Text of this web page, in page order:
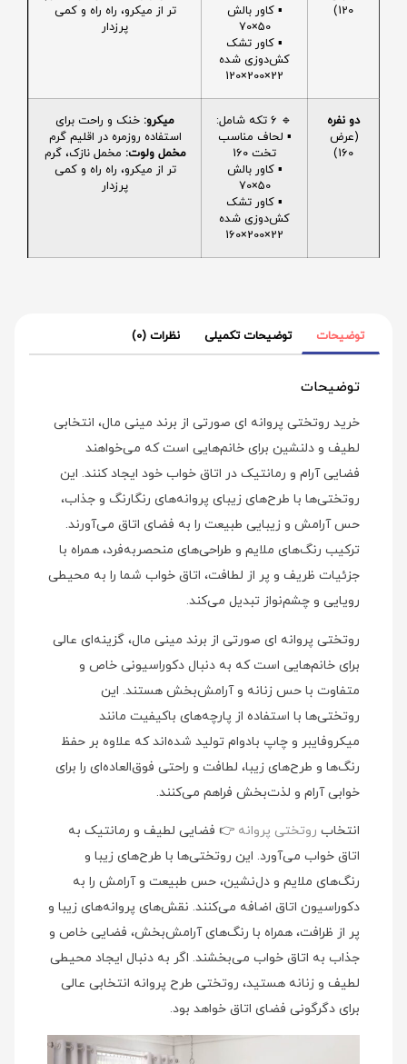
120)
▪️ کاور بالش
50×70
▪️ کاور تشک
کش‌دوزی شده
22×200×120
تر از میکرو، راه راه و کمی
پرزدار
دو نفره
(عرض
160)
🔹 6 تکه شامل:
▪️ لحاف مناسب
تخت 160
▪️ کاور بالش
50×70
▪️ کاور تشک
کش‌دوزی شده
22×200×160
میکرو: خنک و راحت برای
استفاده روزمره در اقلیم گرم
مخمل ولوت: مخمل نازک، گرم
تر از میکرو، راه راه و کمی
پرزدار
توضیحات توضیحات تکمیلی نظرات (0)
توضیحات
خرید روتختی پروانه ای صورتی از برند مینی‌ مال، انتخابی
لطیف و دلنشین برای خانم‌هایی است که می‌خواهند
فضایی آرام و رمانتیک در اتاق خواب خود ایجاد کنند. این
روتختی‌ها با طرح‌های زیبای پروانه‌های رنگارنگ و جذاب،
حس آرامش و زیبایی طبیعت را به فضای اتاق می‌آورند.
ترکیب رنگ‌های ملایم و طراحی‌های منحصربه‌فرد، همراه با
جزئیات ظریف و پر از لطافت، اتاق خواب شما را به محیطی
رویایی و چشم‌نواز تبدیل می‌کند.
روتختی پروانه ای صورتی از برند مینی‌ مال، گزینه‌ای عالی
برای خانم‌هایی است که به دنبال دکوراسیونی خاص و
متفاوت با حس زنانه و آرامش‌بخش هستند. این
روتختی‌ها با استفاده از پارچه‌های باکیفیت مانند
میکروفایبر و چاپ بادوام تولید شده‌اند که علاوه بر حفظ
رنگ‌ها و طرح‌های زیبا، لطافت و راحتی فوق‌العاده‌ای را برای
خوابی آرام و لذت‌بخش فراهم می‌کنند.
انتخاب روتختی پروانه 👉 فضایی لطیف و رمانتیک به
اتاق خواب می‌آورد. این روتختی‌ها با طرح‌های زیبا و
رنگ‌های ملایم و دل‌نشین، حس طبیعت و آرامش را به
دکوراسیون اتاق اضافه می‌کنند. نقش‌های پروانه‌های زیبا و
پر از ظرافت، همراه با رنگ‌های آرامش‌بخش، فضایی خاص و
جذاب به اتاق خواب می‌بخشند. اگر به دنبال ایجاد محیطی
لطیف و زنانه هستید، روتختی طرح پروانه انتخابی عالی
برای دگرگونی فضای اتاق خواهد بود.